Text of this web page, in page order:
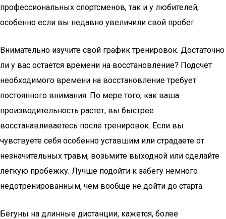
профессиональных спортсменов, так и у любителей,
особенно если вы недавно увеличили свой пробег.
Внимательно изучите свой график тренировок. Достаточно
ли у вас остается времени на восстановление? Подсчет
необходимого времени на восстановление требует
постоянного внимания. По мере того, как ваша
производительность растет, вы быстрее
восстанавливаетесь после тренировок. Если вы
чувствуете себя особенно уставшим или страдаете от
незначительных травм, возьмите выходной или сделайте
легкую пробежку. Лучше подойти к забегу немного
недотренированным, чем вообще не дойти до старта.
Бегуны на длинные дистанции, кажется, более